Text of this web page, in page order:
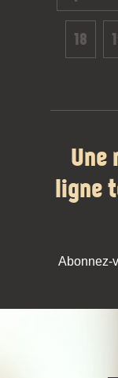
18
Une
ligne
Abonnez-